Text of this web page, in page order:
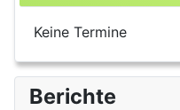
Keine Termine
Berichte